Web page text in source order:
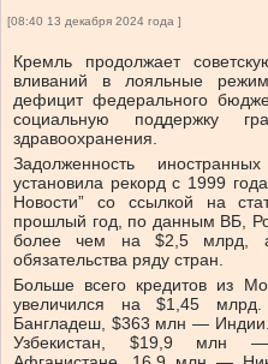
[08:40 13 декабря 2024 года ]
Кремль продолжает
вливаний в лояльные
дефицит федерального
социальную поддержку
здравоохранения.
Задолженность
установила рекорд с 1999
Новости” со ссылкой на
прошлый год, по данным ВБ,
более чем на $2,5 млрд,
обязательства ряду стран.
Больше всего кредитов из
увеличился на $1,45
Бангладеш, $363 млн —
Узбекистан, $19,9 млн —